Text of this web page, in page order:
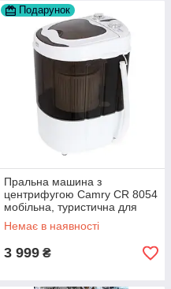
Подарунок
Пральна машина з
центрифугою Camry CR 8054
мобільна, туристична для
малих завантажень
Немає в наявності
3 999 ₴